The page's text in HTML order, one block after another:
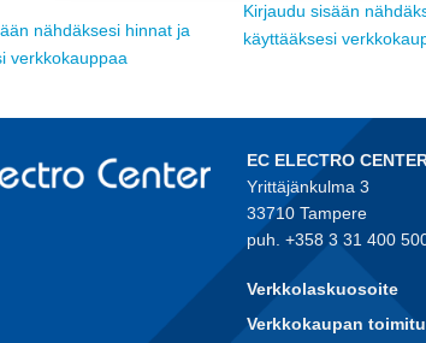
nähdäksesi hinnat ja
verkkokauppaa
Kirjaudu sisään
käyttääksesi
EC ELECTRO
Yrittäjänkulma 3
33710 Tampere
puh. +358 3 31 400
Verkkolaskuosoite
Verkkokaupan